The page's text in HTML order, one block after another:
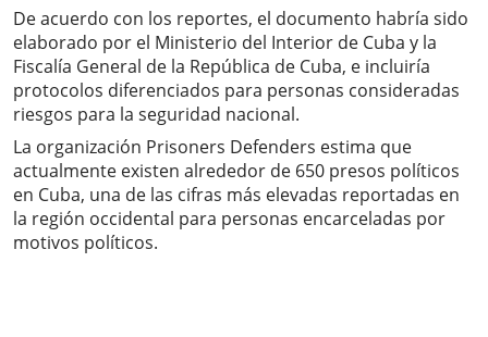
De acuerdo con los reportes, el documento habría sido
elaborado por el Ministerio del Interior de Cuba y la
Fiscalía General de la República de Cuba, e incluiría
protocolos diferenciados para personas consideradas
riesgos para la seguridad nacional.
La organización Prisoners Defenders estima que
actualmente existen alrededor de 650 presos políticos
en Cuba, una de las cifras más elevadas reportadas en
la región occidental para personas encarceladas por
motivos políticos.